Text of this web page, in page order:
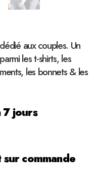
aux couples. Un
les t-shirts, les
les bonnets & les
7 jours
commande